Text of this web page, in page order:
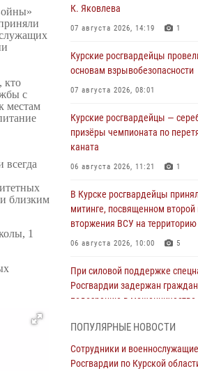
кто
с
местам
всегда
близким
1
К. Яковлева
07 августа 2026, 14:19 1
Курские росгвардейцы
основам взрывобезопасности
07 августа 2026, 08:01
Курские росгвардейцы —
призёры чемпионата по
каната
06 августа 2026, 11:21 1
В Курске росгвардейцы
митинге, посвященном
вторжения ВСУ на территорию
06 августа 2026, 10:00 5
При силовой поддержке
Росгвардии задержан
подозрению в мошенничестве
Курские росгвардейцы
знакомить подрастающее
ПОПУЛЯРНЫЕ НОВОСТИ
Сотрудники и
Росгвардии по Курской